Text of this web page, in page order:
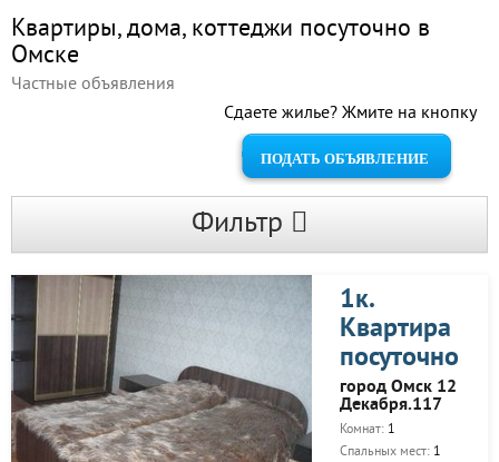
Квартиры, дома, коттеджи посуточно в
Омске
Частные объявления
Сдаете жилье? Жмите на кнопку
ПОДАТЬ ОБЪЯВЛЕНИЕ
Фильтр
1к.
Квартира
посуточно
город Омск 12
Декабря.117
Комнат: 1
Спальных мест: 1